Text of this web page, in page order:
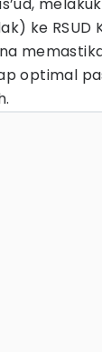
ke RSUD
optimal